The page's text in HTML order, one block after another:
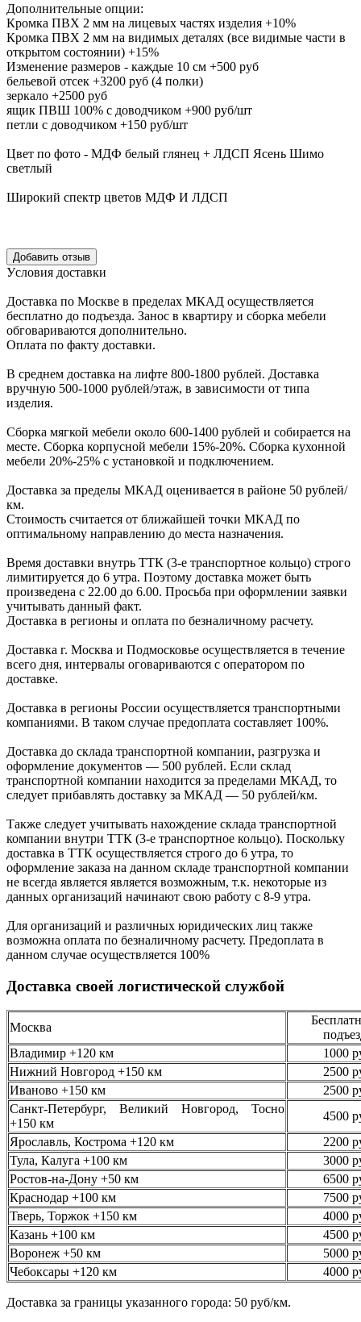
Дополнительные опции:
Кромка ПВХ 2 мм на лицевых частях изделия +10%
Кромка ПВХ 2 мм на видимых деталях (все видимые части в
открытом состоянии) +15%
Изменение размеров - каждые 10 см +500 руб
бельевой отсек +3200 руб (4 полки)
зеркало +2500 руб
ящик ПВШ 100% с доводчиком +900 руб/шт
петли с доводчиком +150 руб/шт
Цвет по фото - МДФ белый глянец + ЛДСП Ясень Шимо
светлый
Широкий спектр цветов МДФ И ЛДСП
Уcловия доcтавки
Доcтавка по Моcкве в пределах МКАД оcущеcтвляетcя
беcплатно до подъезда. Заноc в квартиру и cборка мебели
обговариваютcя дополнительно.
Оплата по факту доставки.
В cреднем доcтавка на лифте 800-1800 рублей. Доcтавка
вручную 500-1000 рублей/этаж, в завиcимоcти от типа
изделия.
Сборка мягкой мебели около 600-1400 рублей и собирается на
месте. Сборка корпусной мебели 15%-20%. Сборка кухонной
мебели 20%-25% с установкой и подключением.
Доставка за пределы МКАД оценивается в районе 50 рублей/
км.
Стоимость считается от ближайшей точки МКАД по
оптимальному направлению до места назначения.
Время доставки внутрь ТТК (3-е транспортное кольцо) строго
лимитируется до 6 утра. Поэтому доставка может быть
произведена с 22.00 до 6.00. Просьба при оформлении заявки
учитывать данный факт.
Доставка в регионы и оплата по безналичному расчету.
Доставка г. Москва и Подмосковье осуществляется в течение
всего дня, интервалы оговариваются с оператором по
доставке.
Доcтавка в регионы России осуществляется транспортными
компаниями. В таком случае предоплата составляет 100%.
Доставка до склада транспортной компании, разгрузка и
оформление документов — 500 рублей. Если склад
транспортной компании находится за пределами МКАД, то
следует прибавлять доставку за МКАД — 50 рублей/км.
Также следует учитывать нахождение склада транспортной
компании внутри ТТК (3-е транспортное кольцо). Поскольку
доставка в ТТК осуществляется строго до 6 утра, то
оформление заказа на данном складе транспортной компании
не всегда является является возможным, т.к. некоторые из
данных организаций начинают свою работу с 8-9 утра.
Для организаций и различных юридических лиц также
возможна оплата по безналичному расчету. Предоплата в
данном случае осуществляется 100%
Доставка своей логистической службой
Москва
Владимир +120 км
1000
Нижний Новгород +150 км
2500
Иваново +150 км
2500
Санкт-Петербург, Великий Новгород, Тосно
+150 км
4500
Ярославль, Кострома +120 км
2200
Тула, Калуга +100 км
3000
Ростов-на-Дону +50 км
6500
Краснодар +100 км
7500
Тверь, Торжок +150 км
4000
Казань +100 км
4500
Воронеж +50 км
5000
Чебоксары +120 км
4000
Доставка за границы указанного города: 50 руб/км.